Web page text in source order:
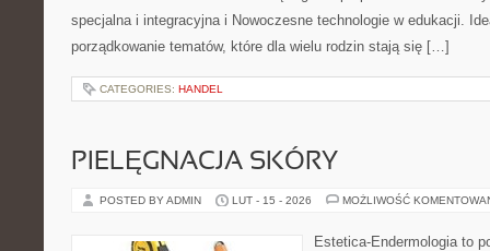
specjalna i integracyjna i Nowoczesne technologie w edukacji.
porządkowanie tematów, które dla wielu rodzin stają się […]
CATEGORIES: HANDEL
PIELĘGNACJA SKÓRY
POSTED BY ADMIN LUT - 15 - 2026 MOŻLIWOŚĆ
Estetica-Endermologia to